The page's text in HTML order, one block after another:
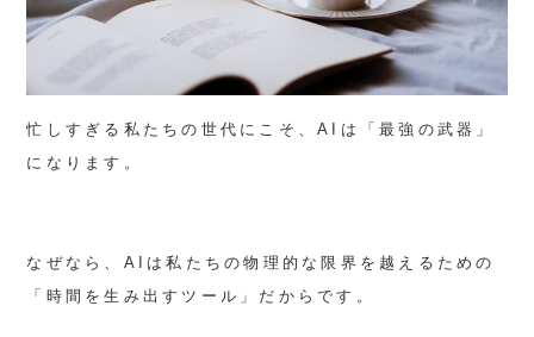
忙しすぎる私たちの世代にこそ、AIは「最強の武器」
になります。
なぜなら、AIは私たちの物理的な限界を越えるための
「時間を生み出すツール」だからです。